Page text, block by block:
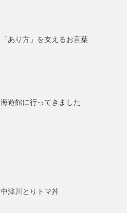
「あり方」を支えるお言葉
海遊館に行ってきました
中津川とりトマ丼